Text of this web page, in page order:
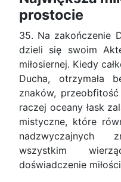
prostocie
35. Na zakończenie
dzieli się swoim
miłosiernej. Kiedy
Ducha, otrzymała
znaków,
raczej oceany łask
mistyczne, które
nadzwyczajnych
wszystkim
doświadczenie